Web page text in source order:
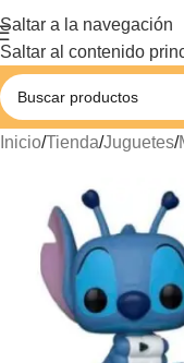
Saltar a la navegación
Saltar al contenido
Inicio/Tienda/Juguetes/